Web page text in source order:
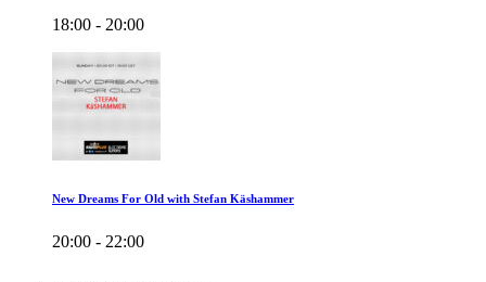
18:00 - 20:00
New Dreams For Old with Stefan Käshammer
20:00 - 22:00